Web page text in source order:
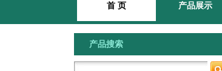
首 页 产品展示
产品搜索